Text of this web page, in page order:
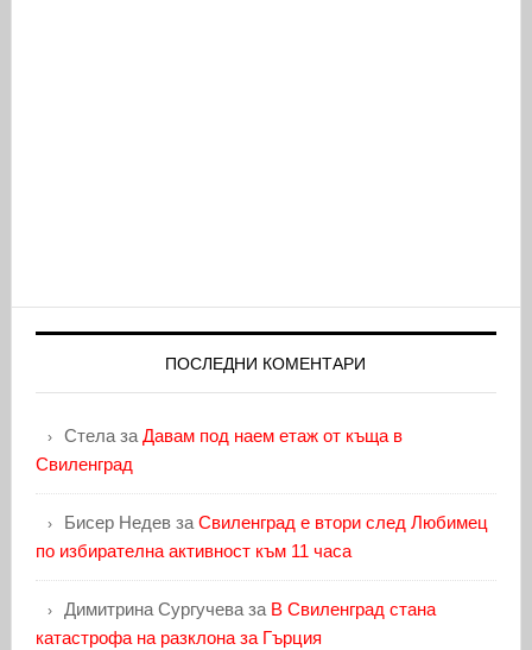
ПОСЛЕДНИ КОМЕНТАРИ
СтелазаДавам под наем етаж от къща в
Свиленград
Бисер НедевзаСвиленград е втори след Любимец
по избирателна активност към 11 часа
Димитрина Сургучеваза В Свиленград стана
катастрофа на разклона за Гърция